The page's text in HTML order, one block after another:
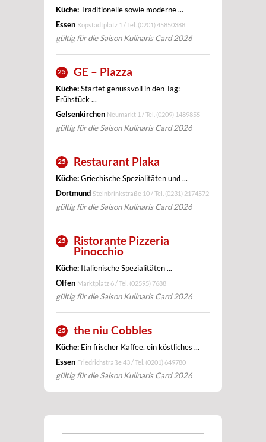
Küche:Traditionelle sowie moderne ...
Essen Kopstadtplatz 1 / Tel. (0201) 45850388
gültig für die Saison Kulinaris Card 2026
25 GE – Piazza
Küche:Startet genussvoll in den Tag:
Frühstück ...
Gelsenkirchen Neumarkt 1 / Tel. (0209) 1489855
gültig für die Saison Kulinaris Card 2026
25 Restaurant Plaka
Küche:Griechische Spezialitäten und ...
Dortmund Steinbrinkstraße 10 / Tel. (0231) 2174572
gültig für die Saison Kulinaris Card 2026
25
Ristorante Pizzeria
Pinocchio
Küche: Italienische Spezialitäten ...
Olfen Marktplatz 6 / Tel. (02595) 7688
gültig für die Saison Kulinaris Card 2026
25 the niu Cobbles
Küche: Ein frischer Kaffee, ein köstliches ...
Essen Friedrichstraße 43 / Tel. (0201) 649780
gültig für die Saison Kulinaris Card 2026